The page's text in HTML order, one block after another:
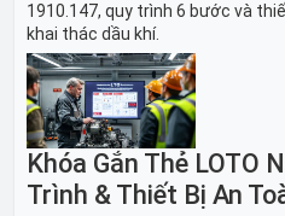
1910.147, quy trình 6 bước và
khai thác dầu khí.
Khóa Gắn Thẻ LOTO
Trình & Thiết Bị An